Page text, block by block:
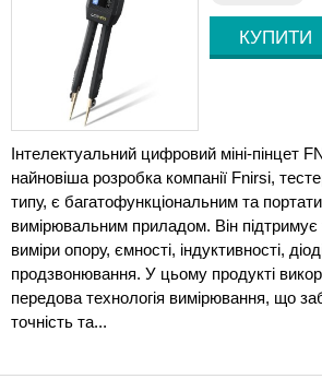
Інтелектуальний цифровий міні-пінцет
найновіша розробка компанії Fnirsi,
типу, є багатофункціональним та
вимірювальним приладом. Він підтримує
виміри опору, ємності, індуктивності,
продзвонювання. У цьому продукті
передова технологія вимірювання, що
точність та...